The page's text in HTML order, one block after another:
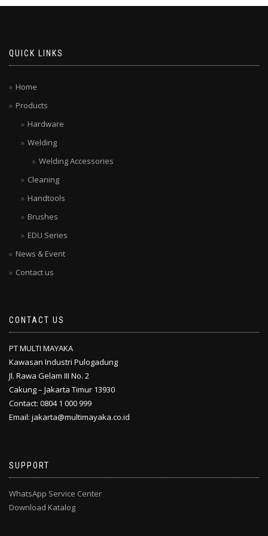
QUICK LINKS
Home
Products
Hardware
Welding
Welding Accessories
Cleaning
Handtools
Brushes
EDU Series
News & Event
Contact us
CONTACT US
PT MULTI MAYAKA
Kawasan Industri Pulogadung
Jl. Rawa Gelam III No. 2
Cakung – Jakarta Timur 13930
Contact: 0804 1 000 999
Email: jakarta@multimayaka.co.id
SUPPORT
WhatsApp Service Center
Download Katalog